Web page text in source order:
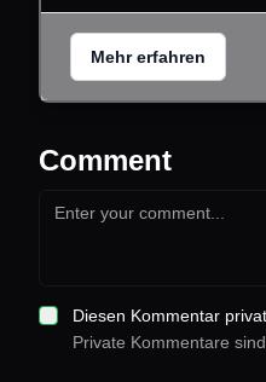
Mehr erfahren
Comment
Diesen Kommentar
Private Kommentare